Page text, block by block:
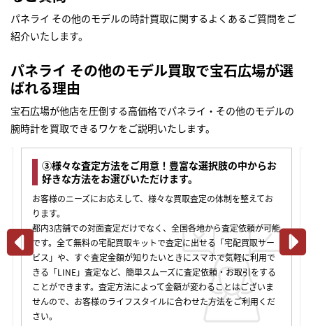
パネライ その他のモデルの時計買取に関するよくあるご質問をご
紹介いたします。
パネライ その他のモデル買取で宝石広場が選
ばれる理由
宝石広場が他店を圧倒する高価格でパネライ・その他のモデルの
腕時計を買取できるワケをご説明いたします。
③様々な査定方法をご用意！豊富な選択肢の中からお
好きな方法をお選びいただけます。
お客様のニーズにお応えして、様々な買取査定の体制を整えてお
ります。
都内3店舗での対面査定だけでなく、全国各地から査定依頼が可能
です。全て無料の宅配買取キットで査定に出せる「宅配買取サー
ビス」や、すぐ査定金額が知りたいときにスマホで気軽に利用で
きる「LINE」査定など、簡単スムーズに査定依頼・お取引をする
ことができます。査定方法によって金額が変わることはございま
せんので、お客様のライフスタイルに合わせた方法をご利用くだ
さい。